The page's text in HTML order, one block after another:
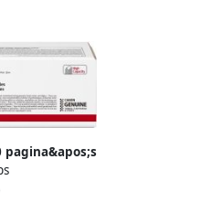
pagina&apos;s
zwart